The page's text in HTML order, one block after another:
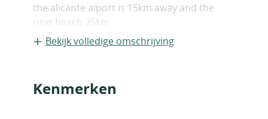
the alicante aiport is 15km away and the
next beach 25km
Bekijk volledige omschrijving
Kenmerken